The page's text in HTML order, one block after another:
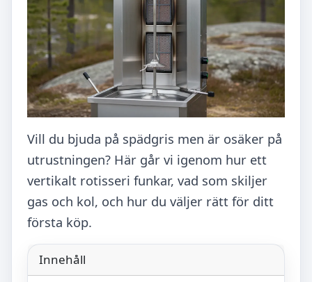
Vill du bjuda på spädgris men är osäker på
utrustningen? Här går vi igenom hur ett
vertikalt rotisseri funkar, vad som skiljer
gas och kol, och hur du väljer rätt för ditt
första köp.
Innehåll